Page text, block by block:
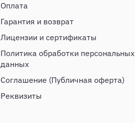
Оплата
Гарантия и возврат
Лицензии и сертификаты
Политика обработки персональных
данных
Соглашение (Публичная оферта)
Реквизиты